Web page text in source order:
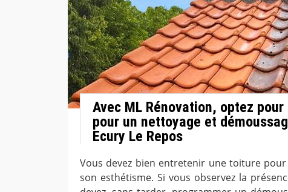
Avec ML Rénovation, optez
pour un nettoyage et
Ecury Le Repos
Vous devez bien entretenir une toiture
son esthétisme. Si vous observez la